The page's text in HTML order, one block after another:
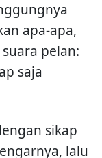
apa-apa,
pelan:
saja
sikap
lalu